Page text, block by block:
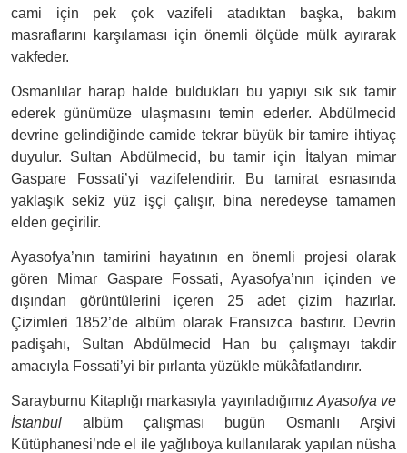
cami için pek çok vazifeli atadıktan başka, bakım
masraflarını karşılaması için önemli ölçüde mülk ayırarak
vakfeder.
Osmanlılar harap halde buldukları bu yapıyı sık sık tamir
ederek günümüze ulaşmasını temin ederler. Abdülmecid
devrine gelindiğinde camide tekrar büyük bir tamire ihtiyaç
duyulur. Sultan Abdülmecid, bu tamir için İtalyan mimar
Gaspare Fossati’yi vazifelendirir. Bu tamirat esnasında
yaklaşık sekiz yüz işçi çalışır, bina neredeyse tamamen
elden geçirilir.
Ayasofya’nın tamirini hayatının en önemli projesi olarak
gören Mimar Gaspare Fossati, Ayasofya’nın içinden ve
dışından görüntülerini içeren 25 adet çizim hazırlar.
Çizimleri 1852’de albüm olarak Fransızca bastırır. Devrin
padişahı, Sultan Abdülmecid Han bu çalışmayı takdir
amacıyla Fossati’yi bir pırlanta yüzükle mükâfatlandırır.
Sarayburnu Kitaplığı markasıyla yayınladığımız Ayasofya ve
İstanbul albüm çalışması bugün Osmanlı Arşivi
Kütüphanesi’nde el ile yağlıboya kullanılarak yapılan nüsha